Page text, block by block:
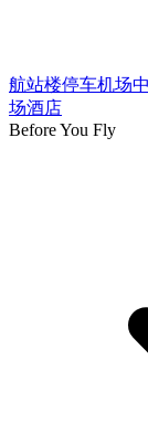
航站楼停车机场
场酒店
Before You Fly